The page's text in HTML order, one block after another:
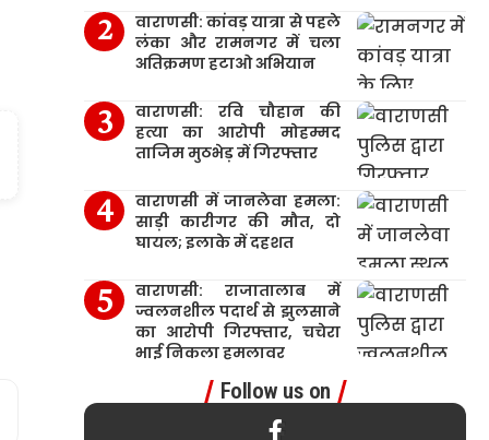
वाराणसी: कांवड़ यात्रा से पहले
लंका और रामनगर में चला
अतिक्रमण हटाओ अभियान
वाराणसी: रवि चौहान की
हत्या का आरोपी मोहम्मद
ताजिम मुठभेड़ में गिरफ्तार
वाराणसी में जानलेवा हमला:
साड़ी कारीगर की मौत, दो
घायल; इलाके में दहशत
वाराणसी: राजातालाब में
ज्वलनशील पदार्थ से झुलसाने
का आरोपी गिरफ्तार, चचेरा
भाई निकला हमलावर
Follow us on